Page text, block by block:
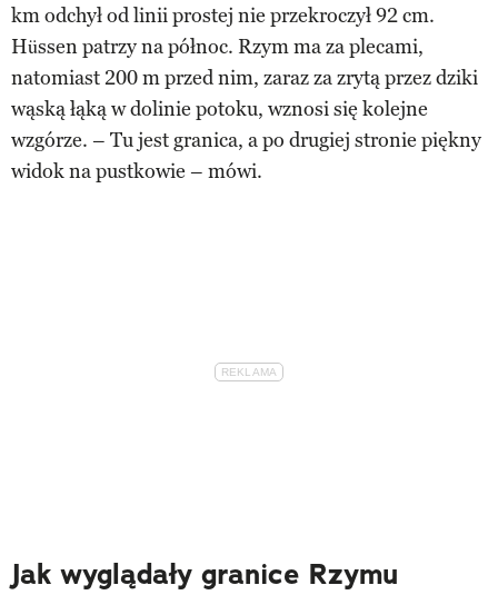
km odchył od linii prostej nie przekroczył 92 cm.
Hüssen patrzy na północ. Rzym ma za plecami,
natomiast 200 m przed nim, zaraz za zrytą przez dziki
wąską łąką w dolinie potoku, wznosi się kolejne
wzgórze. – Tu jest granica, a po drugiej stronie piękny
widok na pustkowie – mówi.
Jak wyglądały granice Rzymu